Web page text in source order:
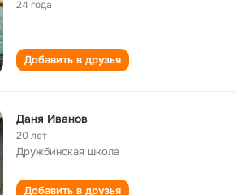
24 года
Добавить в друзья
Даня Иванов
20 лет
Дружбинская школа
Добавить в друзья